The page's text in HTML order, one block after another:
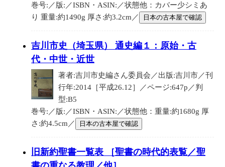
巻号:／版:／ISBN・ASIN:／状態他：カバー少シミあ
り 重量:約1490g 厚さ:約3.2cm／
日本の古本屋で確認
吉川市史（埼玉県） 通史編１：原始・古
代・中世・近世
著者:吉川市史編さん委員会／出版:吉川市／刊
行年:2014［平成26.12］／ページ:647p／判
型:B5
巻号:／版:／ISBN・ASIN:／状態他：重量:約1680g 厚
さ:約4.5cm／
日本の古本屋で確認
旧新約聖書一覧表 ［聖書の時代的表覧／聖